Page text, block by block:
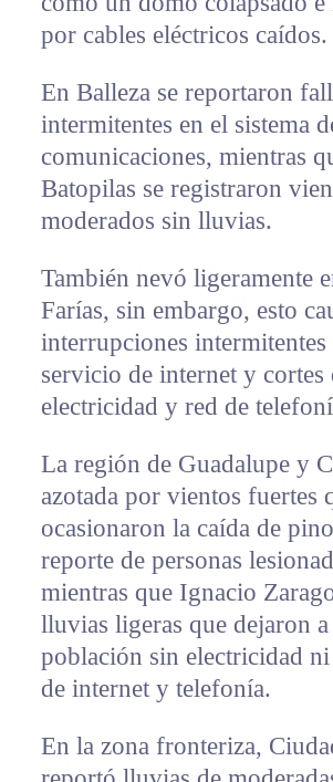
por cables eléctricos caídos.
En Balleza se reportaron
intermitentes en el sistema
comunicaciones, mientras
Batopilas se registraron
moderados sin lluvias.
También nevó ligeramente
Farías, sin embargo, esto
interrupciones intermitentes
servicio de internet y cortes
electricidad y red de
La región de Guadalupe y
azotada por vientos fuertes
ocasionaron la caída de
reporte de personas
mientras que Ignacio
lluvias ligeras que dejaron
población sin electricidad
de internet y telefonía.
En la zona fronteriza,